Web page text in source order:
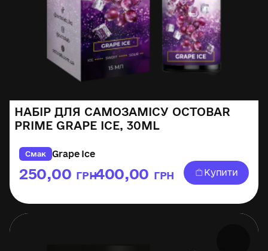
НАБІР ДЛЯ САМОЗАМІСУ OCTOBAR
PRIME GRAPE ICE, 30ML
Смак Grape Ice
250,00 ГРН
–400,00 ГРН Купити